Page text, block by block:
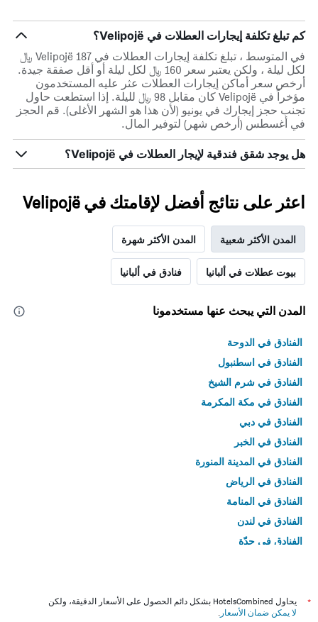
كم تبلغ تكلفة إيجارات العطلات في Velipojë؟
في المتوسط ، تبلغ تكلفة إيجارات العطلات في Velipojë 187 ﷼
لكل ليلة ، ولكن يعتبر سعر 160 ﷼ لكل ليلة أو أقل صفقة جيدة.
أرخص سعر أماكن إيجارات العطلات عثر عليه المستخدمون
مؤخراً في Velipojë كان مقابل 98 ﷼ لليلة. إذا استطعت حاول
تجنب حجز إيجارك في يونيو (لأن هذا هو الشهر الأغلى). قم الحجز
في أغسطس (أرخص شهر) لتوفير المال.
هل يوجد شقق فندقية لإيجار العطلات في Velipojë؟
اعثر على نتائج أفضل لإقامتك في Velipojë
المدن الأكثر شعبية المدن الأكثر شهرة
بيوت عطلات في ألبانيا فنادق في ألبانيا
المدن التي يبحث عنها مستخدمونا
الفنادق في الدوحة
الفنادق في اسطنبول
الفنادق في شرم الشيخ
الفنادق في مكة المكرمة
الفنادق في دبي
الفنادق في الخبر
الفنادق في المدينة المنورة
الفنادق في الرياض
الفنادق في المنامة
الفنادق في لندن
الفنادق في جدّة
*
يحاول HotelsCombined بشكل دائم الحصول على الأسعار الدقيقة، ولكن
لا يمكن ضمان الأسعار .